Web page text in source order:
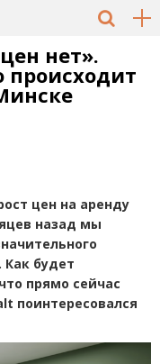
нет».
происходит
цен на аренду
назад мы
Как будет
прямо сейчас
поинтересовался